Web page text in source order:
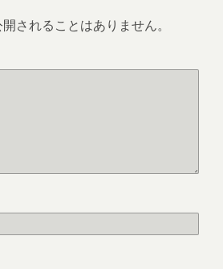
されることはありません。